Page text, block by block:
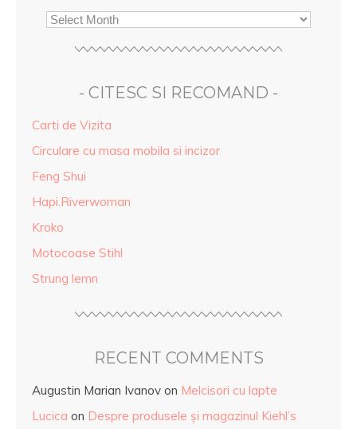
- CITESC SI RECOMAND -
Carti de Vizita
Circulare cu masa mobila si incizor
Feng Shui
Hapi.Riverwoman
Kroko
Motocoase Stihl
Strung lemn
RECENT COMMENTS
Augustin Marian Ivanov on Melcisori cu lapte
Lucica on Despre produsele și magazinul Kiehl’s